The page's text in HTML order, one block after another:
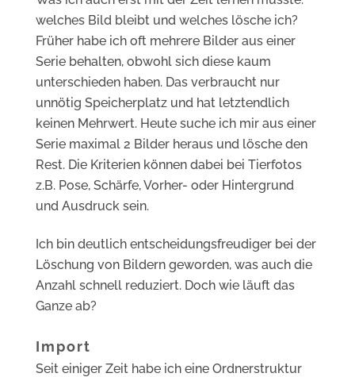
welches Bild bleibt und welches lösche ich?
Früher habe ich oft mehrere Bilder aus einer
Serie behalten, obwohl sich diese kaum
unterschieden haben. Das verbraucht nur
unnötig Speicherplatz und hat letztendlich
keinen Mehrwert. Heute suche ich mir aus einer
Serie maximal 2 Bilder heraus und lösche den
Rest. Die Kriterien können dabei bei Tierfotos
z.B. Pose, Schärfe, Vorher- oder Hintergrund
und Ausdruck sein.
Ich bin deutlich entscheidungsfreudiger bei der
Löschung von Bildern geworden, was auch die
Anzahl schnell reduziert. Doch wie läuft das
Ganze ab?
Import
Seit einiger Zeit habe ich eine Ordnerstruktur